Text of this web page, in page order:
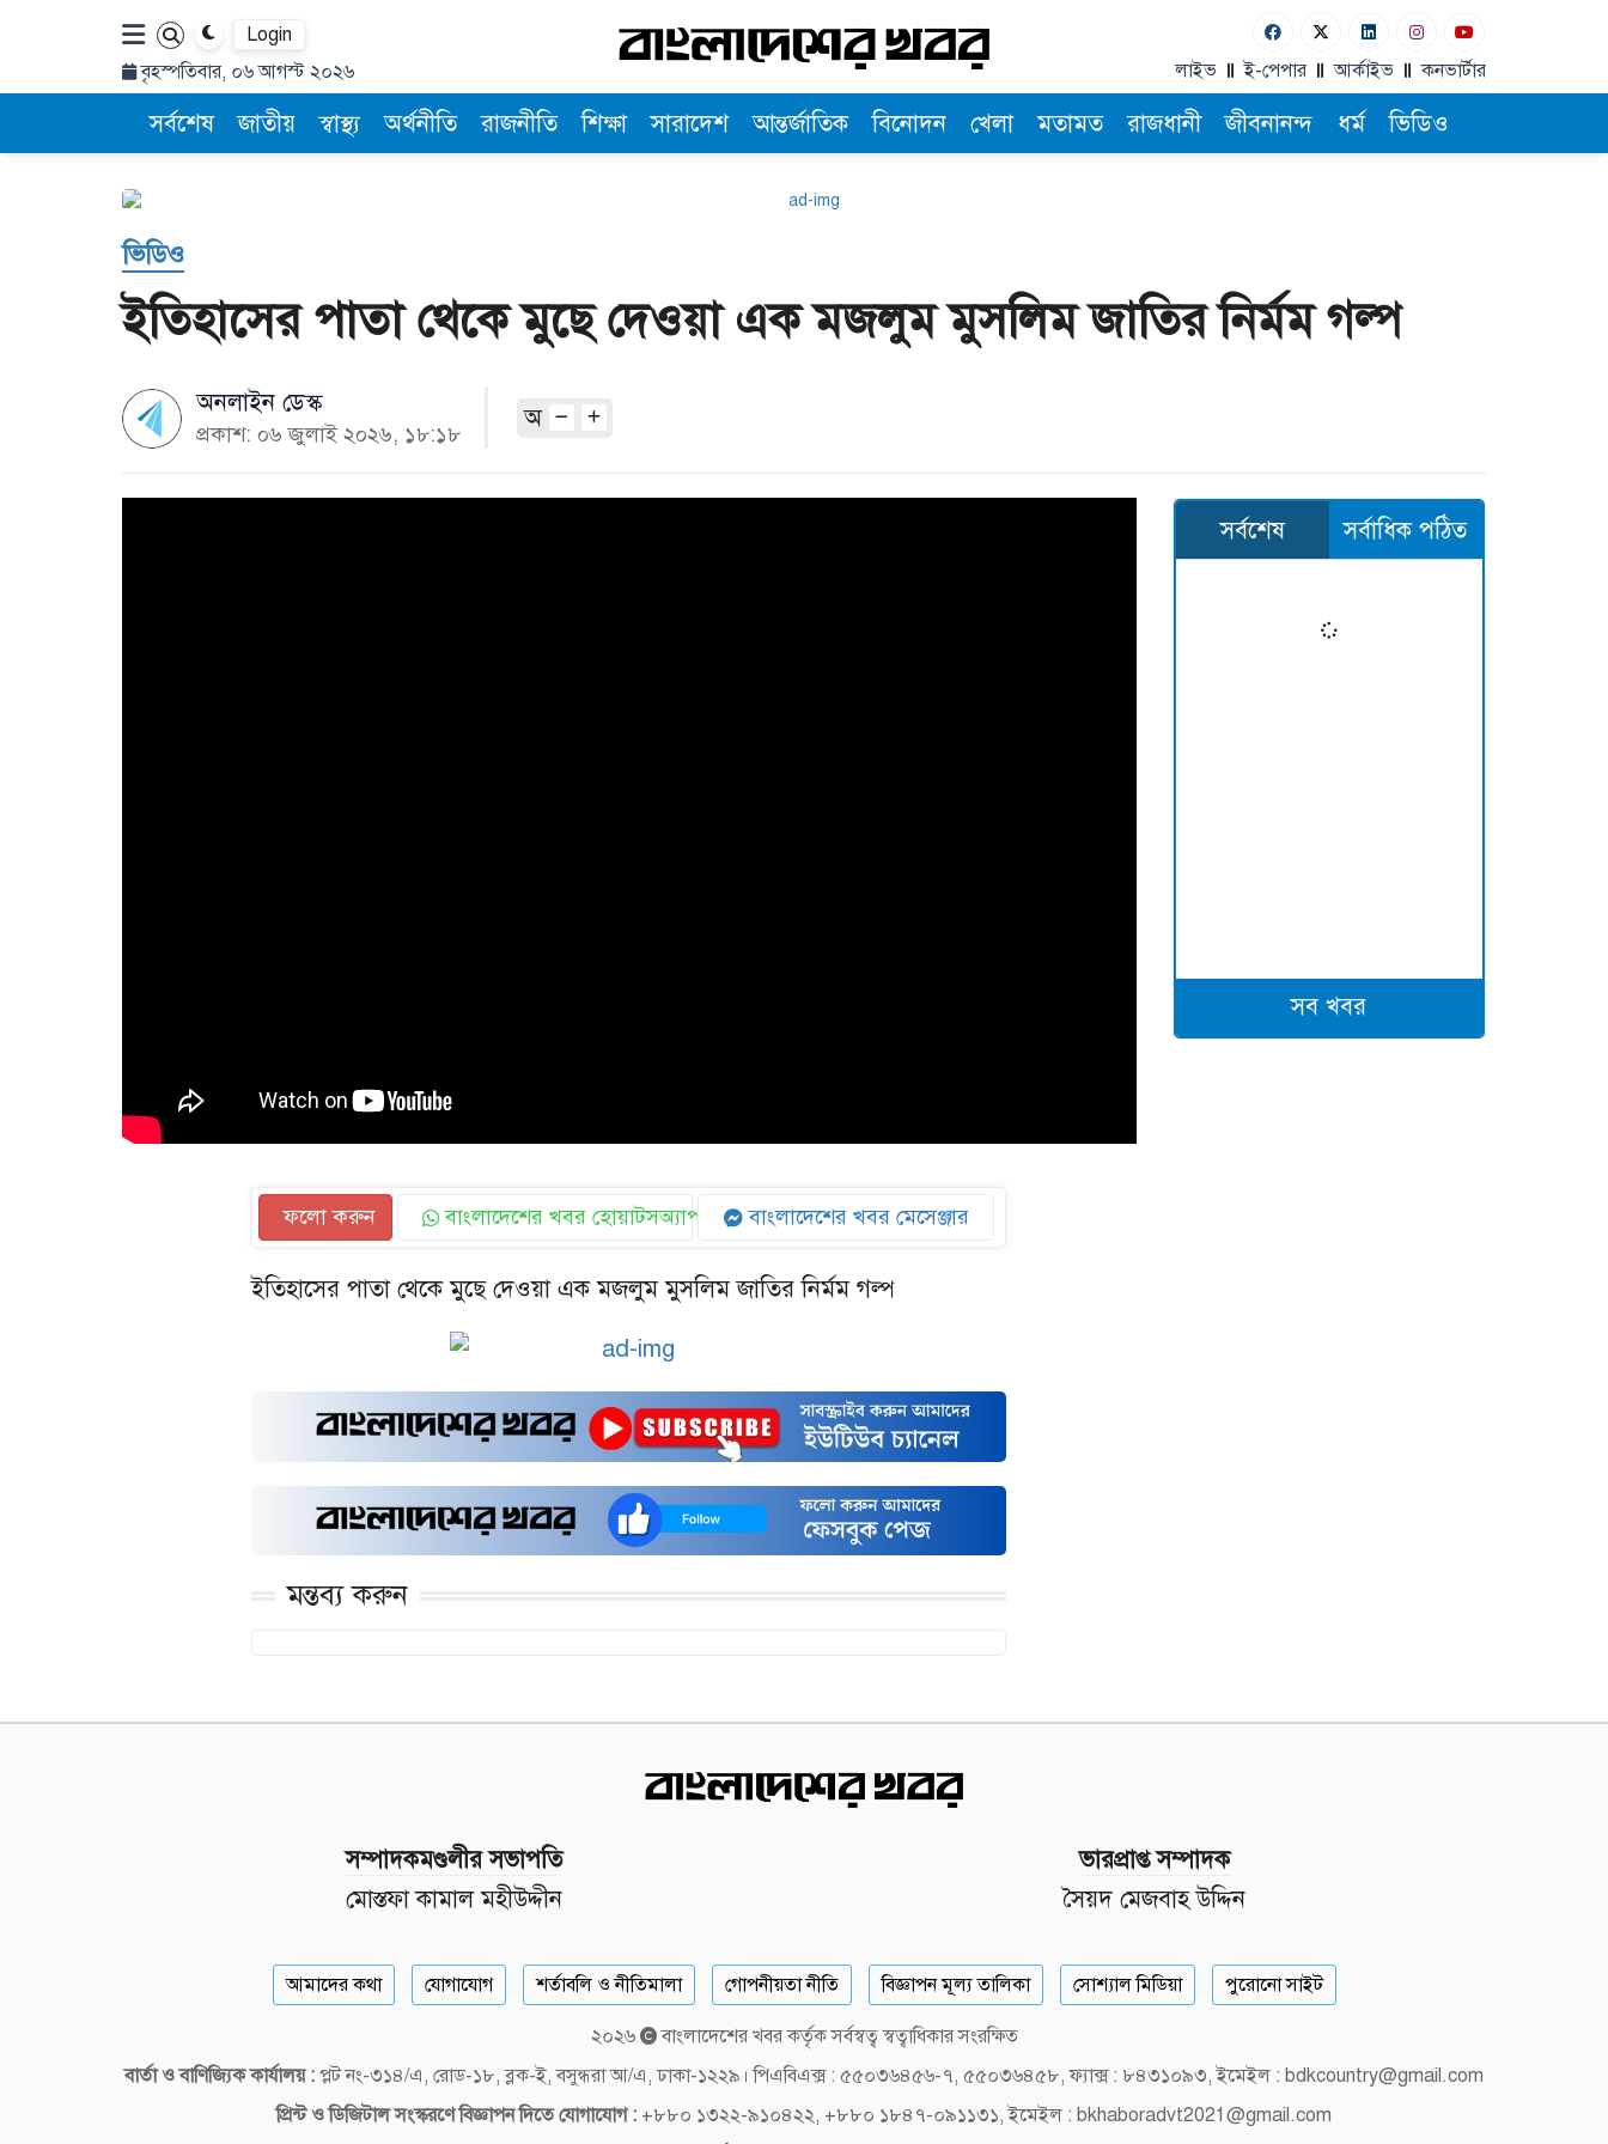
Login
বৃহস্পতিবার, ০৬ আগস্ট ২০২৬
লাইভ ই-পেপার আর্কাইভ কনভার্টার
সর্বশেষ জাতীয় স্বাস্থ্য অর্থনীতি রাজনীতি শিক্ষা সারাদেশ আন্তর্জাতিক বিনোদন খেলা মতামত রাজধানী জীবনানন্দ ধর্ম ভিডিও
ভিডিও
ইতিহাসের পাতা থেকে মুছে দেওয়া এক মজলুম মুসলিম জাতির নির্মম গল্প
অনলাইন ডেস্ক
প্রকাশ: ০৬ জুলাই ২০২৬, ১৮:১৮
অ
ফলো করুন বাংলাদেশের খবর হোয়াটসঅ্যাপ বাংলাদেশের খবর মেসেঞ্জার
ইতিহাসের পাতা থেকে মুছে দেওয়া এক মজলুম মুসলিম জাতির নির্মম গল্প
মন্তব্য করুন
সর্বশেষ সর্বাধিক পঠিত
সব খবর
সম্পাদকমণ্ডলীর সভাপতি
মোস্তফা কামাল মহীউদ্দীন
ভারপ্রাপ্ত সম্পাদক
সৈয়দ মেজবাহ উদ্দিন
আমাদের কথা যোগাযোগ শর্তাবলি ও নীতিমালা গোপনীয়তা নীতি বিজ্ঞাপন মূল্য তালিকা সোশ্যাল মিডিয়া পুরোনো সাইট
২০২৬
বাংলাদেশের খবর কর্তৃক সর্বস্বত্ব স্বত্বাধিকার সংরক্ষিত
বার্তা ও বাণিজ্যিক কার্যালয় : প্লট নং-৩১৪/এ, রোড-১৮, ব্লক-ই, বসুন্ধরা আ/এ, ঢাকা-১২২৯। পিএবিএক্স : ৫৫০৩৬৪৫৬-৭, ৫৫০৩৬৪৫৮, ফ্যাক্স : ৮৪৩১০৯৩, ইমেইল : bdkcountry@gmail.com
প্রিন্ট ও ডিজিটালসংস্করণে বিজ্ঞাপন দিতে যোগাযোগ : +৮৮০ ১৩২২-৯১০৪২২, +৮৮০ ১৮৪৭-০৯১১৩১, ইমেইল : bkhaboradvt2021@gmail.com